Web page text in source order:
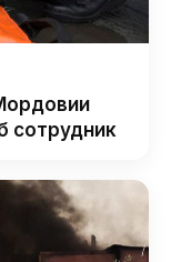
сотрудник